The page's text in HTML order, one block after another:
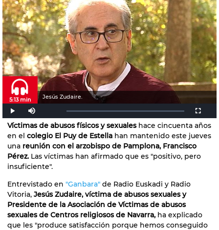
Jesús Zudaire.
5:13 min
Víctimas de abusos físicos y sexualeshace cincuenta años
en el colegio El Puy de Estella han mantenido este jueves
una reunión con el arzobispo de Pamplona, Francisco
Pérez. Las víctimas han afirmado que es "positivo, pero
insuficiente".
Entrevistado en "Ganbara" de Radio Euskadi y Radio
Vitoria, Jesús Zudaire, víctima de abusos sexuales y
Presidente de la Asociación de Víctimas de abusos
sexuales de Centros religiosos de Navarra, ha explicado
que les "produce satisfacción porque hemos conseguido